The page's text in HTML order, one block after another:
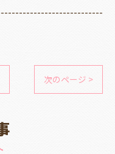
次のページ >